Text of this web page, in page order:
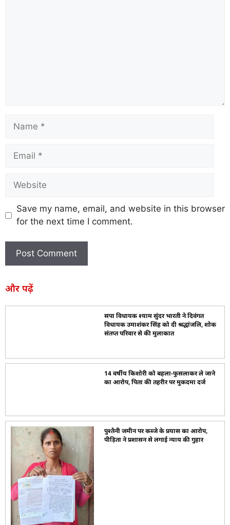
Save my name, email, and website in this browser
for the next time I comment.
और पढ़ें
सपा विधायक श्याम सुंदर भारती ने दिवंगत
विधायक उमाशंकर सिंह को दी श्रद्धांजलि, शोक
संतप्त परिवार से की मुलाकात
14 वर्षीय किशोरी को बहला-फुसलाकर ले जाने
का आरोप, पिता की तहरीर पर मुकदमा दर्ज
पुश्तैनी जमीन पर कब्जे के प्रयास का आरोप,
पीड़िता ने प्रशासन से लगाई न्याय की गुहार